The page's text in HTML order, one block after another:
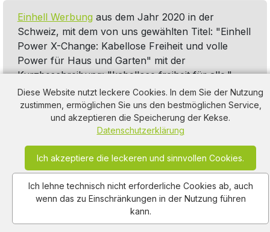
Diese Website nutzt leckere Cookies. In dem Sie der Nutzung
zustimmen, ermöglichen Sie uns den bestmöglichen Service,
und akzeptieren die Speicherung der Kekse.
Datenschutzerklärung
Ich akzeptiere die leckeren und sinnvollen Cookies.
Ich lehne technisch nicht erforderliche Cookies ab, auch
wenn das zu Einschränkungen in der Nutzung führen
kann.
Einhell Werbung aus dem Jahr 2020 in der
Schweiz, mit dem von uns gewählten Titel: "Einhell
Power X-Change: Kabellose Freiheit und volle
Power für Haus und Garten" mit der
Kurzbeschreibung: "kabellose freiheit für alle.".
Diese Werbung thematisiert oder beinhaltet die
Kategorie/nRasenmäher ,Werkzeug-Maschinen,
,Elektronik,Heckenschere,Gartengeräte